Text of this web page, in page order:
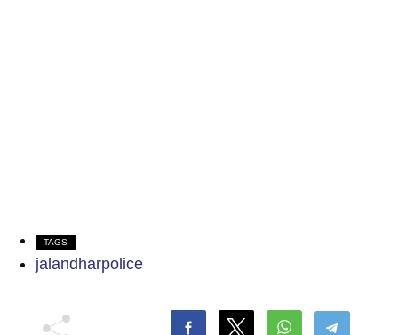
TAGS
jalandharpolice